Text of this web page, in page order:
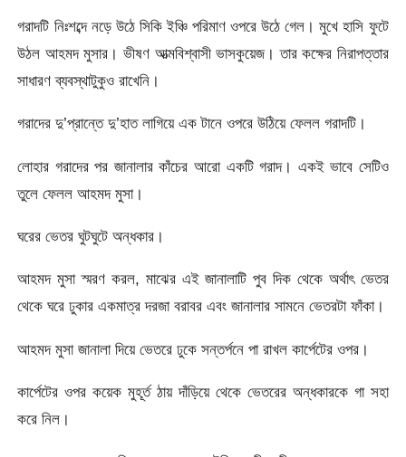
গরাদটি নিঃশব্দে নড়ে উঠে সিকি ইঞ্চি পরিমাণ ওপরে উঠে গেল। মুখে হাসি ফুটে
উঠল আহমদ মুসার। ভীষণ আত্মবিশ্বাসী ভাসকুয়েজ। তার কক্ষের নিরাপত্তার
সাধারণ ব্যবস্থাটুকুও রাখেনি।
গরাদের দু’প্রান্তে দু’হাত লাগিয়ে এক টানে ওপরে উঠিয়ে ফেলল গরাদটি।
লোহার গরাদের পর জানালার কাঁচের আরো একটি গরাদ। একই ভাবে সেটিও
তুলে ফেলল আহমদ মুসা।
ঘরের ভেতর ঘুটঘুটে অন্ধকার।
আহমদ মুসা স্মরণ করল, মাঝের এই জানালাটি পুব দিক থেকে অর্থাৎ ভেতর
থেকে ঘরে ঢুকার একমাত্র দরজা বরাবর এবং জানালার সামনে ভেতরটা ফাঁকা।
আহমদ মুসা জানালা দিয়ে ভেতরে ঢুকে সন্তর্পনে পা রাখল কার্পেটের ওপর।
কার্পেটের ওপর কয়েক মুহূর্ত ঠায় দাঁড়িয়ে থেকে ভেতরের অন্ধকারকে গা সহা
করে নিল।